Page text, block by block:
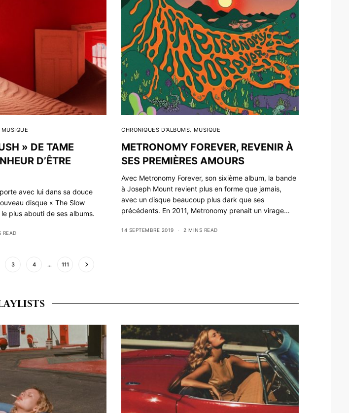
MUSIQUE
» DE TAME
D’ÊTRE
avec lui dans sa douce
disque « The Slow
plus abouti de ses albums.
READ
CHRONIQUES D'ALBUMS MUSIQUE
METRONOMY FOREVER, REVENIR À
SES PREMIÈRES AMOURS
Avec Metronomy Forever, son sixième album, la bande
à Joseph Mount revient plus en forme que jamais,
avec un disque beaucoup plus dark que ses
précédents. En 2011, Metronomy prenait un virage…
14 SEPTEMBRE 2019 2 MINS READ
3 4 … 111